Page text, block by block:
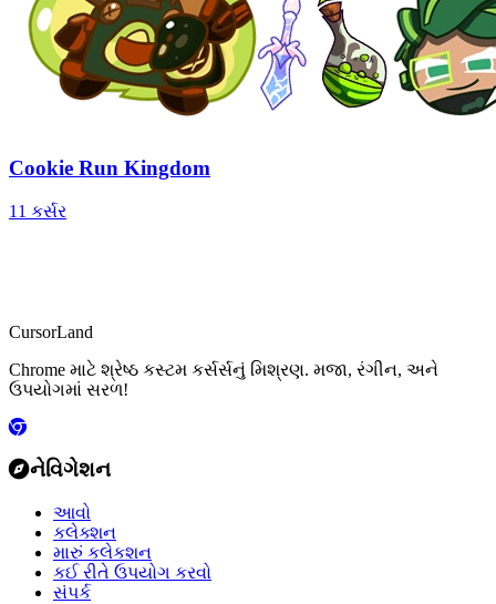
Cookie Run Kingdom
11 કર્સર
CursorLand
Chrome માટે શ્રેષ્ઠ કસ્ટમ કર્સર્સનું મિશ્રણ. મજા, રંગીન, અને
ઉપયોગમાં સરળ!
નેવિગેશન
આવો
કલેક્શન
મારું કલેકશન
કઈ રીતે ઉપયોગ કરવો
સંપર્ક